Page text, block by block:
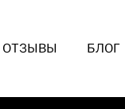
ОТЗЫВЫ БЛОГ